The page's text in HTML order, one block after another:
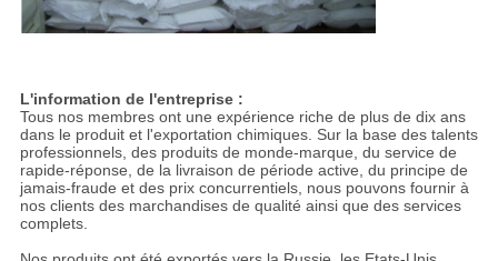
L'information de l'entreprise :
Tous nos membres ont une expérience riche de plus de dix ans
dans le produit et l'exportation chimiques. Sur la base des talents
professionnels, des produits de monde-marque, du service de
rapide-réponse, de la livraison de période active, du principe de
jamais-fraude et des prix concurrentiels, nous pouvons fournir à
nos clients des marchandises de qualité ainsi que des services
complets.